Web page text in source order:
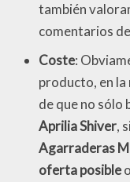
también
comentarios
Coste:
producto, en la
de que no sólo
Aprilia Shiver,
Agarraderas
oferta posible